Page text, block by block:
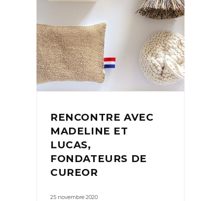
RENCONTRE AVEC
MADELINE ET
LUCAS,
FONDATEURS DE
CUREOR
25 novembre 2020